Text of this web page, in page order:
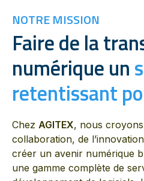
NOTRE MISSION
Faire de la
numérique un
retentissant
Chez AGITEX, nous
collaboration, de
créer un avenir numérique
une gamme complète de